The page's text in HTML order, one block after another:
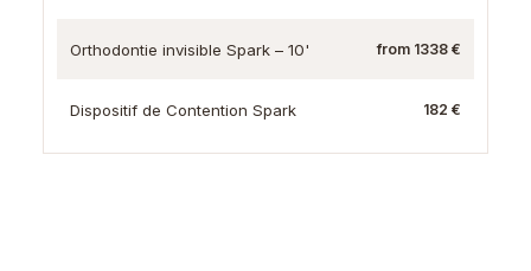
Orthodontie invisible Spark – 10' from 1338 €
Dispositif de Contention Spark 182 €